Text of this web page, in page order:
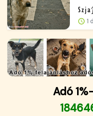
1
Adó